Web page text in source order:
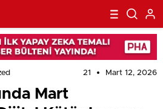
21 Mart 12, 2026
Mart